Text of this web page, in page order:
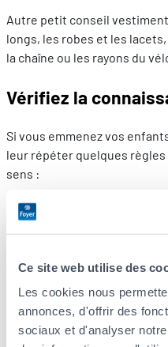
Ce site web utilise des
Les cookies nous
annonces, d'offrir des
sociaux et d'analyser
Autre petit conseil
longs, les robes et les
la chaîne ou les rayons du
Vérifiez la
Si vous emmenez vos
leur répéter quelques
sens :
le comportement face
direction
l’espace à respecter